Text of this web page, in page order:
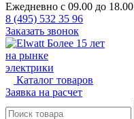
Ежедневно с 09.00 до 18.00
8 (495) 532 35 96
Заказать звонок
Более 15 лет
на рынке
электрики
Каталог товаров
Заявка на расчет